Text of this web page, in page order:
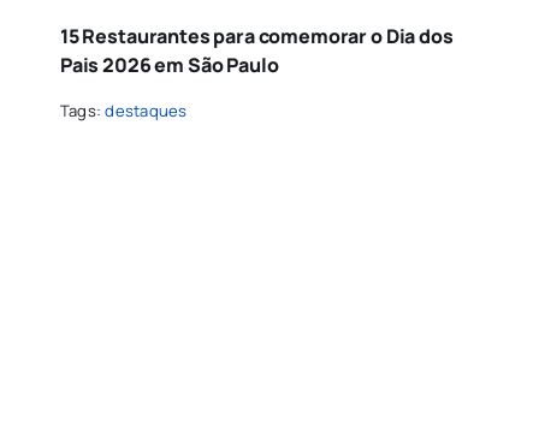
15 Restaurantes para comemorar o Dia dos
Pais 2026 em São Paulo
Tags:destaques